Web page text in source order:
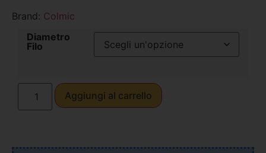
Brand: Colmic
Diametro
Filo
Aggiungi al carrello